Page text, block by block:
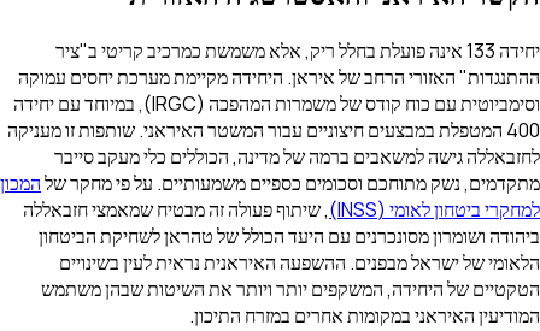
יחידה 133 אינה פועלת בחלל ריק, אלא משמשת כמרכיב קריטי ב"ציר
ההתנגדות" האזורי הרחב של איראן. היחידה מקיימת מערכת יחסים עמוקה
וסימביוטית עם כוח קודס של משמרות המהפכה (IRGC), במיוחד עם יחידה
400 המטפלת במבצעים חיצוניים עבור המשטר האיראני. שותפות זו מעניקה
לחזבאללה גישה למשאבים ברמה של מדינה, הכוללים כלי מעקב סייבר
מתקדמים, נשק מתוחכם וסכומים כספיים משמעותיים. על פי מחקר שלהמכון
למחקרי ביטחון לאומי (INSS)
, שיתוף פעולה זה מבטיח שמאמצי חזבאללה
ביהודה ושומרון מסונכרנים עם היעד הכולל של טהראן לשחיקת הביטחון
הלאומי של ישראל מבפנים. ההשפעה האיראנית נראית לעין בשינויים
הטקטיים של היחידה, המשקפים יותר ויותר את השיטות שבהן משתמש
המודיעין האיראני במקומות אחרים במזרח התיכון.